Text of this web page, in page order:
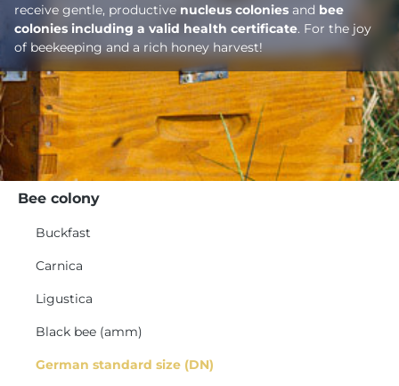
receive gentle, productive nucleus colonies and bee
colonies including a valid health certificate. For the joy
of beekeeping and a rich honey harvest!
Bee colony
Buckfast
Carnica
Ligustica
Black bee (amm)
German standard size (DN)